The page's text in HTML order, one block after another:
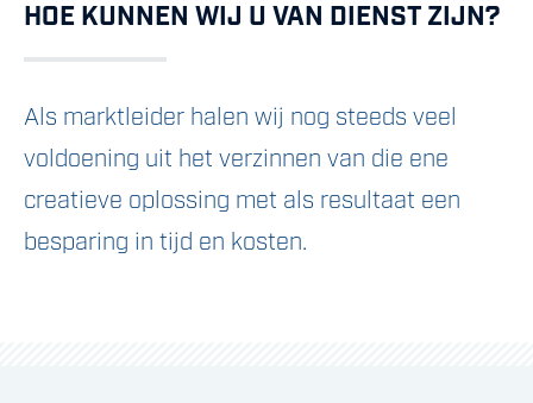
HOE KUNNEN WIJ U VAN DIENST ZIJN?
Als marktleider halen wij nog steeds veel
voldoening uit het verzinnen van die ene
creatieve oplossing met als resultaat een
besparing in tijd en kosten.
ADVIES & ENGINEERING